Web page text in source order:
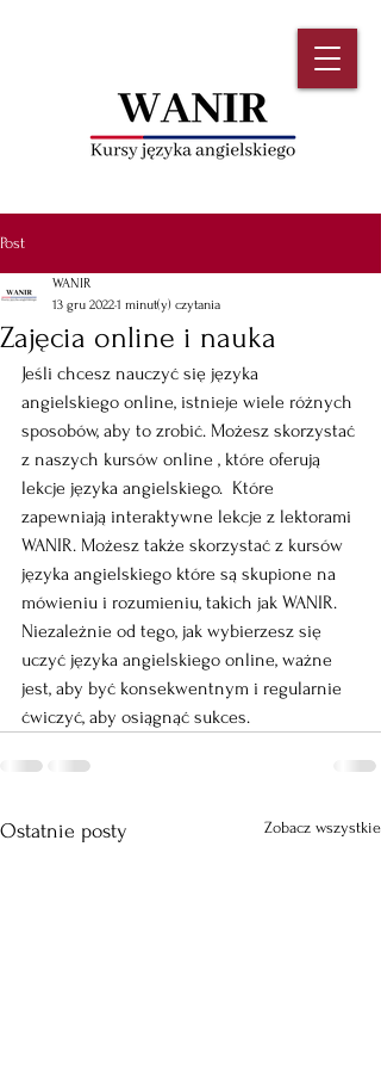
Post
Zajęcia online i nauka
WANIR
13 gru 20221 minut(y) czytania
Jeśli chcesz nauczyć się języka
angielskiego online, istnieje wiele różnych
sposobów, aby to zrobić. Możesz skorzystać
z naszych kursów online , które oferują
lekcje języka angielskiego.  Które
zapewniają interaktywne lekcje z lektorami
WANIR. Możesz także skorzystać z kursów
języka angielskiego które są skupione na
mówieniu i rozumieniu, takich jak WANIR.
Niezależnie od tego, jak wybierzesz się
uczyć języka angielskiego online, ważne
jest, aby być konsekwentnym i regularnie
ćwiczyć, aby osiągnąć sukces.
Ostatnie posty Zobacz wszystkie